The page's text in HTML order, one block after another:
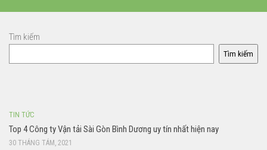
Tìm kiếm
Tìm kiếm
TIN TỨC
Top 4 Công ty Vận tải Sài Gòn Bình Dương uy tín nhất hiện nay
30 THÁNG TÁM, 2021